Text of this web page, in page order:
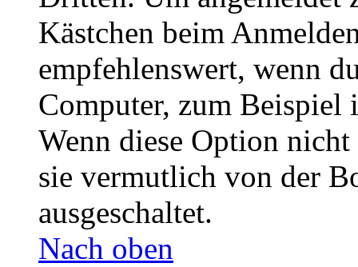
Kästchen beim
empfehlenswert, wenn
Computer, zum Beispiel
Wenn diese Option
sie vermutlich von der
ausgeschaltet.
Nach oben